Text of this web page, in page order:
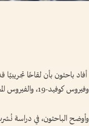
أفاد باحثون بأن لقاحًا تجريبيًا
وفيروس كوفيد-19، والفيروس المخلوي التنفسي.
وأوضح الباحثون، في دراسة